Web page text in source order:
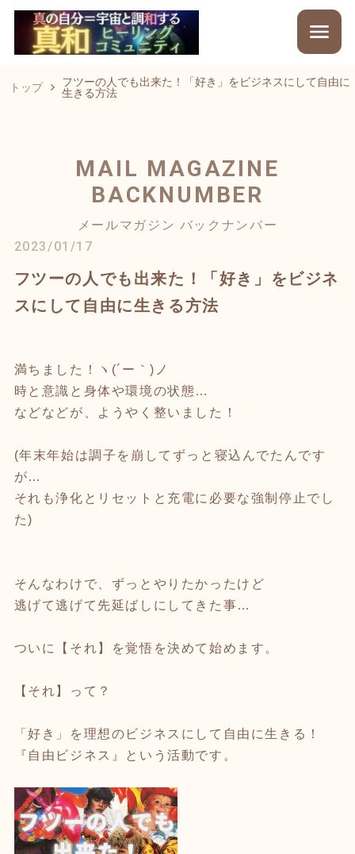
トップ
フツーの人でも出来た！「好き」をビジネスにして自由に
生きる方法
MAIL MAGAZINE
BACKNUMBER
メールマガジン バックナンバー
2023/01/17
フツーの人でも出来た！「好き」をビジネ
スにして自由に生きる方法
満ちました！ヽ(´ー｀)ノ
時と意識と身体や環境の状態…
などなどが、ようやく整いました！
(年末年始は調子を崩してずっと寝込んでたんです
が…
それも浄化とリセットと充電に必要な強制停止でし
た)
そんなわけで、ずっとやりたかったけど
逃げて逃げて先延ばしにしてきた事…
ついに【それ】を覚悟を決めて始めます。
【それ】って？
「好き」を理想のビジネスにして自由に生きる！
『自由ビジネス』という活動です。